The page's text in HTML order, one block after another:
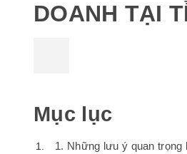
DOANH TẠI
Mục lục
1. Những lưu ý quan trọng